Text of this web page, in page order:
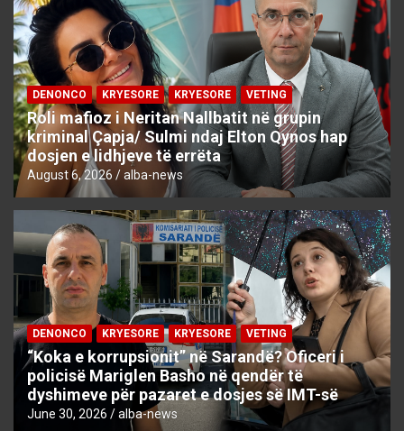
DENONCO KRYESORE KRYESORE VETING
Roli mafioz i Neritan Nallbatit në grupin
kriminal Çapja/ Sulmi ndaj Elton Qynos hap
dosjen e lidhjeve të errëta
August 6, 2026 alba-news
DENONCO KRYESORE KRYESORE VETING
“Koka e korrupsionit” në Sarandë? Oficeri i
policisë Mariglen Basho në qendër të
dyshimeve për pazaret e dosjes së IMT-së
June 30, 2026 alba-news